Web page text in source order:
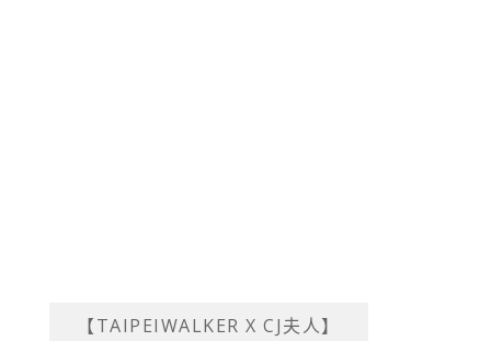
【TAIPEIWALKER X CJ夫人】